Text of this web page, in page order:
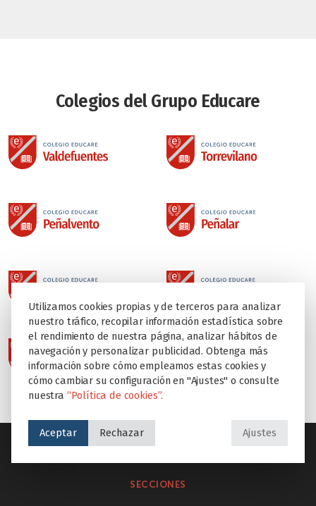
Colegios del Grupo Educare
SECCIONES
Utilizamos cookies propias y de terceros para analizar
nuestro tráfico, recopilar información estadística sobre
el rendimiento de nuestra página, analizar hábitos de
navegación y personalizar publicidad. Obtenga más
información sobre cómo empleamos estas cookies y
cómo cambiar su configuración en "Ajustes" o consulte
nuestra “Política de cookies”.
Aceptar Rechazar Ajustes